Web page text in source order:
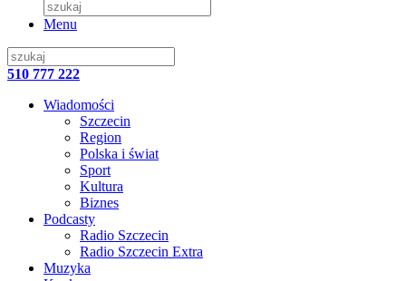
Menu
510 777 222
Wiadomości
Szczecin
Region
Polska i świat
Sport
Kultura
Biznes
Podcasty
Radio Szczecin
Radio Szczecin Extra
Muzyka